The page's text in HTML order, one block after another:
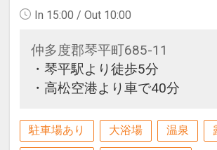
In 15:00 / Out 10:00
仲多度郡琴平町685-11
・琴平駅より徒歩5分
・高松空港より車で40分
駐車場あり 大浴場 温泉